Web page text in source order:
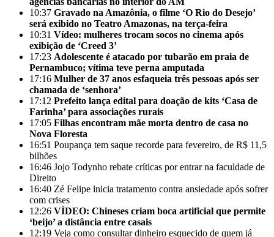
10:37 Gravado na Amazônia, o filme ‘O Rio do Desejo’
será exibido no Teatro Amazonas, na terça-feira
10:31 Vídeo: mulheres trocam socos no cinema após
exibição de ‘Creed 3’
17:23 Adolescente é atacado por tubarão em praia de
Pernambuco; vítima teve perna amputada
17:16 Mulher de 37 anos esfaqueia três pessoas após ser
chamada de ‘senhora’
17:12 Prefeito lança edital para doação de kits ‘Casa de
Farinha’ para associações rurais
17:05 Filhas encontram mãe morta dentro de casa no
Nova Floresta
16:51 Poupança tem saque recorde para fevereiro, de R$ 11,5
bilhões
16:46 Jojo Todynho rebate críticas por entrar na faculdade de
Direito
16:40 Zé Felipe inicia tratamento contra ansiedade após sofrer
com crises
12:26 VÍDEO: Chineses criam boca artificial que permite
‘beijo’ a distância entre casais
12:19 Veja como consultar dinheiro esquecido de quem já